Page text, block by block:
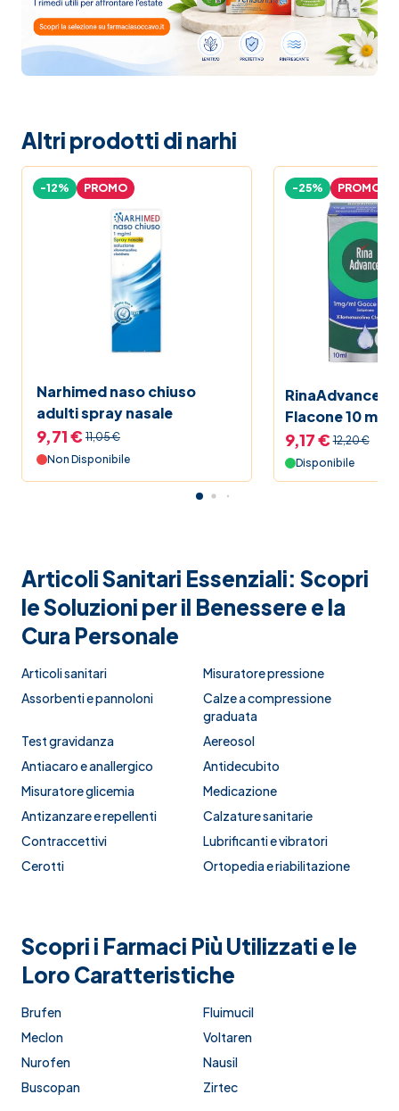
Altri prodotti di narhi
Narhimed naso chiuso
adulti spray nasale
-12% PROMO
9,71 € 11,05 €
Non Disponibile
RinaAdvance 1
Flacone 10 ml
-25% PROMO
9,17 € 12,20 €
Disponibile
Articoli Sanitari Essenziali: Scopri
le Soluzioni per il Benessere e la
Cura Personale
Articoli sanitari
Misuratore pressione
Assorbenti e pannoloni
Calze a compressione
graduata
Test gravidanza
Aereosol
Antiacaro e anallergico
Antidecubito
Misuratore glicemia
Medicazione
Antizanzare e repellenti
Calzature sanitarie
Contraccettivi
Lubrificanti e vibratori
Cerotti
Ortopedia e riabilitazione
Scopri i Farmaci Più Utilizzati e le
Loro Caratteristiche
Brufen
Fluimucil
Meclon
Voltaren
Nurofen
Nausil
Buscopan
Zirtec